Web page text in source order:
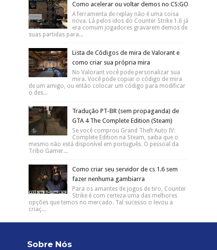
Como acelerar ou voltar demos no CS:GO
A ferramenta de replay não é uma coisa
nova. Lá pelos idos do Counter Strike 1.6 já
era comum jogadores gravarem demos de
suas partidas para...
Lista de Códigos de mira de Valorant e
como criar sua própria mira
No Valorant você pode personalizar sua
mira. Você pode copiar o código de mira
de um amigo, ou então colocar um código para modificar
o des...
Tradução PT-BR (sem propaganda) de
GTA 4 The Complete Edition (Steam)
Se você comprou Grand Theft Auto IV:
Complete Edition na Steam, saiba que o
mesmo não está disponível em português. O pessoal da
Tribo Gamer...
Como criar seu servidor de cs 1.6 sem
fazer nenhuma gambiarra
Para os amantes de jogos de tiro, Counter
Strike é com certeza uma das melhores
opções que temos no mercado. Tal sucesso o levou a
criaç...
Sobre Nós